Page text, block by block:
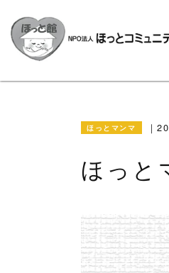
ほっとマンマ
ほっと